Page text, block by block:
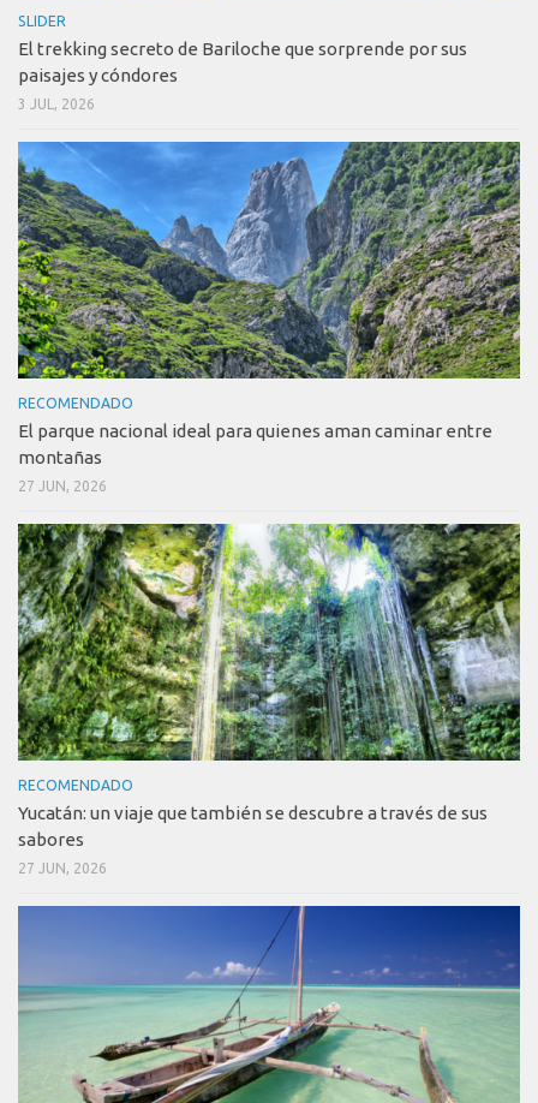
SLIDER
El trekking secreto de Bariloche que sorprende por sus
paisajes y cóndores
3 JUL, 2026
RECOMENDADO
El parque nacional ideal para quienes aman caminar entre
montañas
27 JUN, 2026
RECOMENDADO
Yucatán: un viaje que también se descubre a través de sus
sabores
27 JUN, 2026